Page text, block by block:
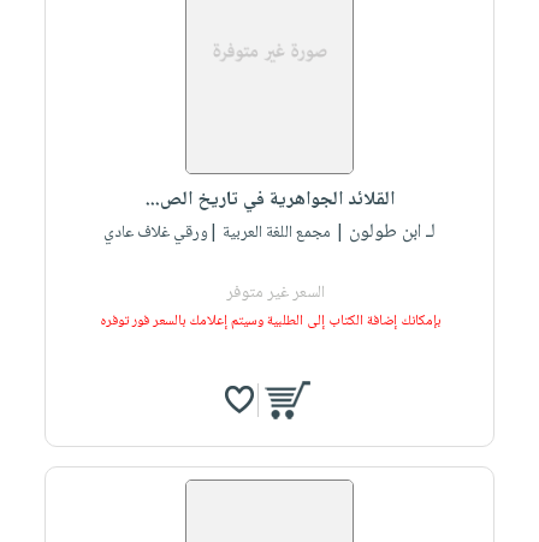
القلائد الجواهرية في تاريخ الص...
لـ ابن طولون | مجمع اللغة العربية |ورقي غلاف عادي
السعر غير متوفر
بإمكانك إضافة الكتاب إلى الطلبية وسيتم إعلامك بالسعر فور توفره